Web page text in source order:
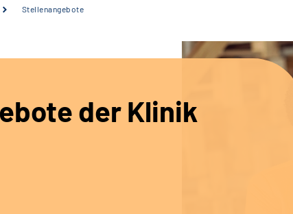
Stellenangebote
der Klinik